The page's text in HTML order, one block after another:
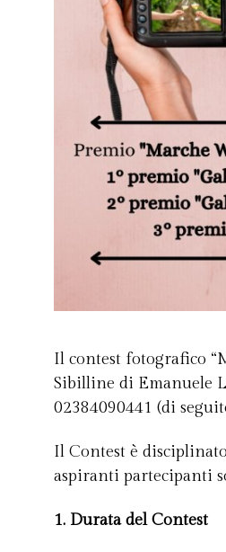
Il contest fotografico
Sibilline di Emanuele
02384090441 (di
Il Contest è
aspiranti partecipanti
1. Durata del Contest